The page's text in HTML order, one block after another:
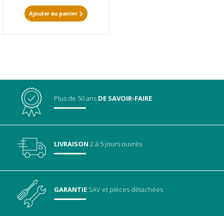
Ajouter au panier
Plus de 50 ans DE SAVOIR-FAIRE
LIVRAISON 2 à 5 jours ouvrés
GARANTIE SAV et pièces détachées